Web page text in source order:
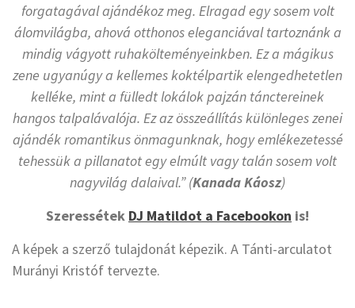
forgatagával ajándékoz meg. Elragad egy sosem volt
álomvilágba, ahová otthonos eleganciával tartoznánk a
mindig vágyott ruhakölteményeinkben. Ez a mágikus
zene ugyanúgy a kellemes koktélpartik elengedhetetlen
kelléke, mint a fülledt lokálok pajzán tánctereinek
hangos talpalávalója. Ez az összeállítás különleges zenei
ajándék romantikus önmagunknak, hogy emlékezetessé
tehessük a pillanatot egy elmúlt vagy talán sosem volt
nagyvilág dalaival.” (Kanada Káosz)
Szeressétek DJ Matildot a Facebookon is!
A képek a szerző tulajdonát képezik. A Tánti-arculatot
Murányi Kristóf tervezte.